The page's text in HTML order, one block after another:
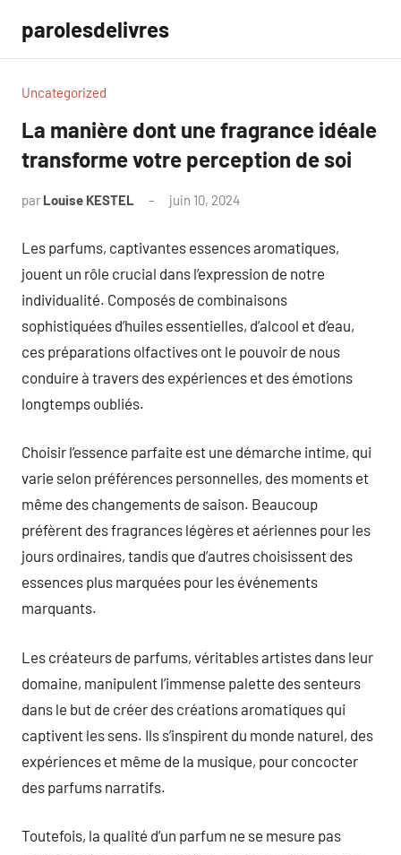
contenu
parolesdelivres
Uncategorized
La manière dont une fragrance idéale
transforme votre perception de soi
par Louise KESTEL juin 10, 2024
Les parfums, captivantes essences aromatiques,
jouent un rôle crucial dans l’expression de notre
individualité. Composés de combinaisons
sophistiquées d’huiles essentielles, d’alcool et d’eau,
ces préparations olfactives ont le pouvoir de nous
conduire à travers des expériences et des émotions
longtemps oubliés.
Choisir l’essence parfaite est une démarche intime, qui
varie selon préférences personnelles, des moments et
même des changements de saison. Beaucoup
préfèrent des fragrances légères et aériennes pour les
jours ordinaires, tandis que d’autres choisissent des
essences plus marquées pour les événements
marquants.
Les créateurs de parfums, véritables artistes dans leur
domaine, manipulent l’immense palette des senteurs
dans le but de créer des créations aromatiques qui
captivent les sens. Ils s’inspirent du monde naturel, des
expériences et même de la musique, pour concocter
des parfums narratifs.
Toutefois, la qualité d’un parfum ne se mesure pas